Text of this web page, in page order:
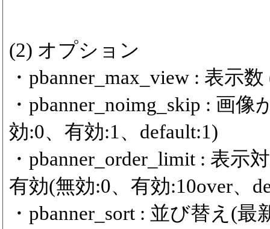
(2) オプション
・pbanner_max_view : 表示
・pbanner_noimg_skip : 画
効:0、有効:1、default:1)
・pbanner_order_limit : 表
有効(無効:0、有効:10over、
・pbanner_sort : 並び替え(